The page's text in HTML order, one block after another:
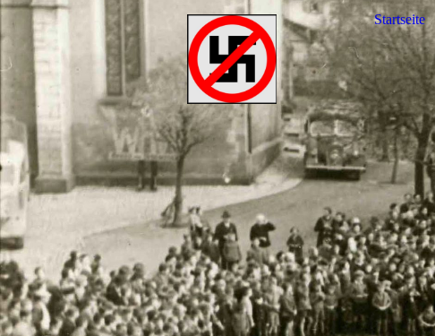
Startseite